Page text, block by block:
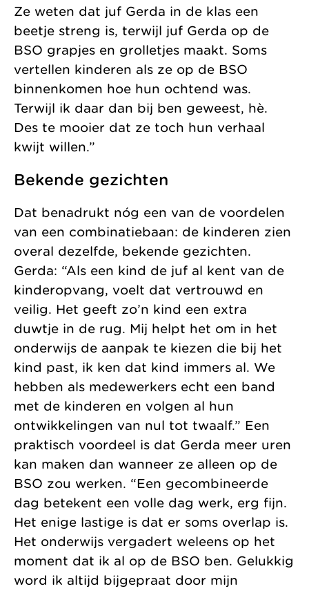
Ze weten dat juf Gerda in de klas een
beetje streng is, terwijl juf Gerda op de
BSO grapjes en grolletjes maakt. Soms
vertellen kinderen als ze op de BSO
binnenkomen hoe hun ochtend was.
Terwijl ik daar dan bij ben geweest, hè.
Des te mooier dat ze toch hun verhaal
kwijt willen.”
Bekende gezichten
Dat benadrukt nóg een van de voordelen
van een combinatiebaan: de kinderen zien
overal dezelfde, bekende gezichten.
Gerda: “Als een kind de juf al kent van de
kinderopvang, voelt dat vertrouwd en
veilig. Het geeft zo’n kind een extra
duwtje in de rug. Mij helpt het om in het
onderwijs de aanpak te kiezen die bij het
kind past, ik ken dat kind immers al. We
hebben als medewerkers echt een band
met de kinderen en volgen al hun
ontwikkelingen van nul tot twaalf.” Een
praktisch voordeel is dat Gerda meer uren
kan maken dan wanneer ze alleen op de
BSO zou werken. “Een gecombineerde
dag betekent een volle dag werk, erg fijn.
Het enige lastige is dat er soms overlap is.
Het onderwijs vergadert weleens op het
moment dat ik al op de BSO ben. Gelukkig
word ik altijd bijgepraat door mijn